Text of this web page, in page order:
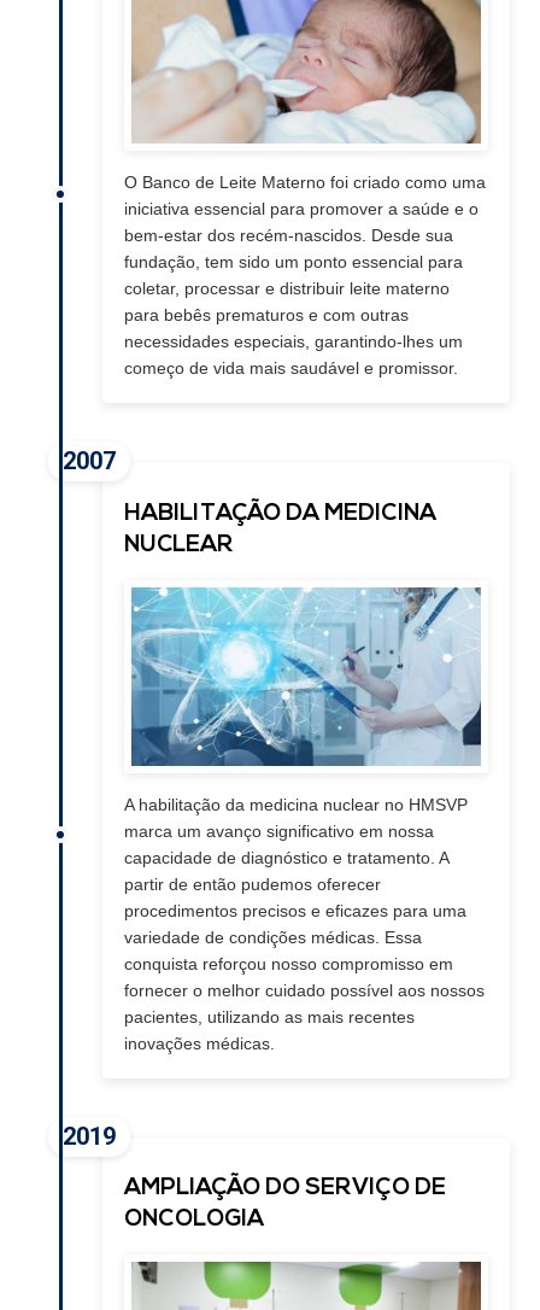
O Banco de Leite Materno foi criado como uma
iniciativa essencial para promover a saúde e o
bem-estar dos recém-nascidos. Desde sua
fundação, tem sido um ponto essencial para
coletar, processar e distribuir leite materno
para bebês prematuros e com outras
necessidades especiais, garantindo-lhes um
começo de vida mais saudável e promissor.
2007
HABILITAÇÃO DA MEDICINA
NUCLEAR
A habilitação da medicina nuclear no HMSVP
marca um avanço significativo em nossa
capacidade de diagnóstico e tratamento. A
partir de então pudemos oferecer
procedimentos precisos e eficazes para uma
variedade de condições médicas. Essa
conquista reforçou nosso compromisso em
fornecer o melhor cuidado possível aos nossos
pacientes, utilizando as mais recentes
inovações médicas.
2019
AMPLIAÇÃO DO SERVIÇO DE
ONCOLOGIA